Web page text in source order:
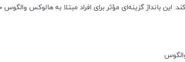
بانداژ گزینه‌ای مؤثر برای افراد مبتلا به هالوکس